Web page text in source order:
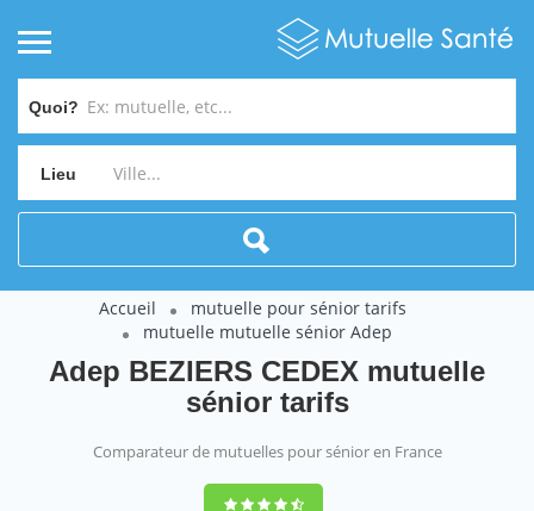
Quoi?
Lieu
Accueil
mutuelle pour sénior tarifs
mutuelle mutuelle sénior Adep
Adep BEZIERS CEDEX mutuelle
sénior tarifs
Comparateur de mutuelles pour sénior en France